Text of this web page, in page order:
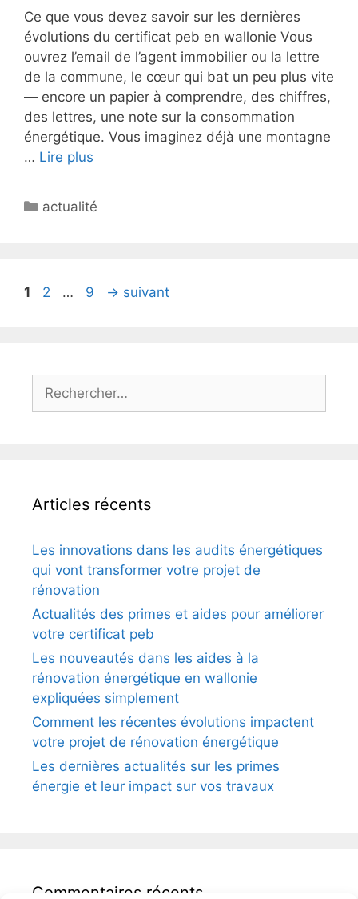
Ce que vous devez savoir sur les dernières
évolutions du certificat peb en wallonie Vous
ouvrez l’email de l’agent immobilier ou la lettre
de la commune, le cœur qui bat un peu plus vite
— encore un papier à comprendre, des chiffres,
des lettres, une note sur la consommation
énergétique. Vous imaginez déjà une montagne
… Lire plus
Catégories
actualité
Page
1 Page
2 … Page
9 → suivant
Rechercher :
Articles récents
Les innovations dans les audits énergétiques
qui vont transformer votre projet de
rénovation
Actualités des primes et aides pour améliorer
votre certificat peb
Les nouveautés dans les aides à la
rénovation énergétique en wallonie
expliquées simplement
Comment les récentes évolutions impactent
votre projet de rénovation énergétique
Les dernières actualités sur les primes
énergie et leur impact sur vos travaux
Commentaires récents